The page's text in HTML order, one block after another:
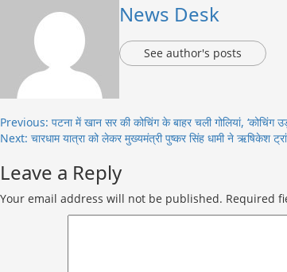
News Desk
See author's posts
Post
navigation
Previous: पटना में खान सर की कोचिंग के बाहर चली गोलियां, ‘कोचिंग
Next: चारधाम यात्रा को लेकर मुख्यमंत्री पुष्कर सिंह धामी ने ऋषिकेश
Leave a Reply
Your email address will not be published. Required